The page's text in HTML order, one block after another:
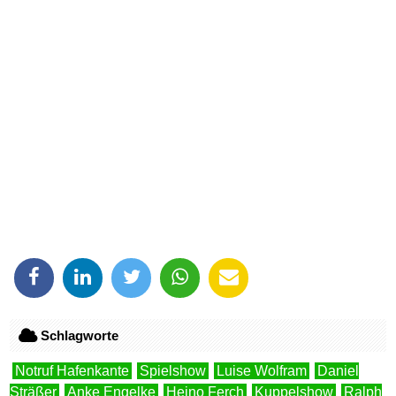
Schlagworte
Notruf Hafenkante Spielshow Luise Wolfram
Daniel
Sträßer
Anke Engelke Heino Ferch Kuppelshow Ralph